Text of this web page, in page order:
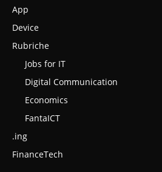
App
Device
Rubriche
Jobs for IT
Digital Communication
Economics
FantaICT
.ing
FinanceTech